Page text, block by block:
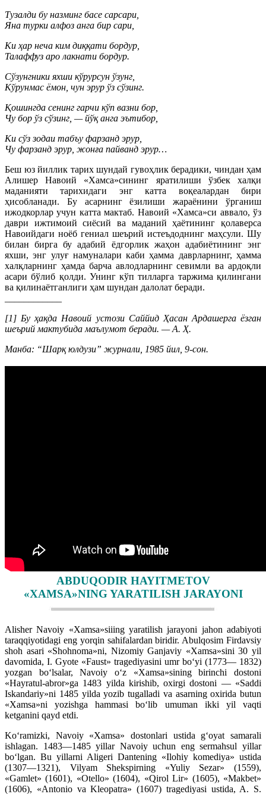
Тузалди бу назминг басе сарсари,
Яна турки алфоз анга бир сари,
Ки ҳар неча ким диққати бордур,
Талаффуз аро лакнати бордур.
Сўзунгники яхши кўрурсун ўзунг,
Кўрунмас ёмон, чун эрур ўз сўзинг.
Қошингда сенинг гарчи кўп вазни бор,
Чу бор ўз сўзинг, — йўқ анга эътибор,
Ки сўз зодаи табъу фарзанд эрур,
Чу фарзанд эрур, жонға пайванд эрур…
Беш юз йиллик тарих шундай гувоҳлик берадики, чиндан ҳам
Алишер Навоий «Хамса»сининг яратилиши ўзбек халқи
маданияти тарихидаги энг катта воқеалардан бири
ҳисобланади. Бу асарнинг ёзилиши жараёнини ўрганиш
ижодкорлар учун катта мактаб. Навоий «Хамса»си аввало, ўз
даври ижтимоий сиёсий ва маданий ҳаётининг қолаверса
Навоийдаги ноёб гениал шеърий истеъдоднинг маҳсули. Шу
билан бирга бу адабий ёдгорлик жаҳон адабиётининг энг
яхши, энг улуғ намуналари каби ҳамма даврларнинг, ҳамма
халқларнинг ҳамда барча авлодларнинг севимли ва ардоқли
асари бўлиб қолди. Унинг кўп тилларга таржима қилингани
ва қилинаётганлиги ҳам шундан далолат беради.
[1] Бу ҳақда Навоий устози Саййид Ҳасан Ардашерга ёзган
шеърий мактубида маълумот беради. — А. Ҳ.
Манба: “Шарқ юлдузи” журнали, 1985 йил, 9-сон.
ABDUQODIR HAYITMETOV
«XAMSA»NING YARATILISH JARAYONI
Alisher Navoiy «Xamsa»siiing yaratilish jarayoni jahon adabiyoti
taraqqiyotidagi eng yorqin sahifalardan biridir. Abulqosim Firdavsiy
shoh asari «Shohnoma»ni, Nizomiy Ganjaviy «Xamsa»sini 30 yil
davomida, I. Gyote «Faust» tragediyasini umr bo‘yi (1773— 1832)
yozgan bo‘lsalar, Navoiy o‘z «Xamsa»sining birinchi dostoni
«Hayratul-abror»ga 1483 yilda kirishib, oxirgi dostoni — «Saddi
Iskandariy»ni 1485 yilda yozib tugalladi va asarning oxirida butun
«Xamsa»ni yozishga hammasi bo‘lib umuman ikki yil vaqti
ketganini qayd etdi.
Ko‘ramizki, Navoiy «Xamsa» dostonlari ustida g‘oyat samarali
ishlagan. 1483—1485 yillar Navoiy uchun eng sermahsul yillar
bo‘lgan. Bu yillarni Aligeri Dantening «Ilohiy komediya» ustida
(1307—1321), Vilyam Shekspirning «Yuliy Sezar» (1559),
«Gamlet» (1601), «Otello» (1604), «Qirol Lir» (1605), «Makbet»
(1606), «Antonio va Kleopatra» (1607) tragediyasi ustida, A. S.